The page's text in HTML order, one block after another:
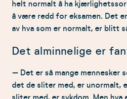
helt normalt å ha
å være redd for eksamen. Det
av hva som er normalt, er blitt
Det alminnelige er
– Det er så mange mennesker
det de sliter med, er unormalt,